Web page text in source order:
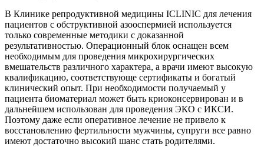
В Клинике репродуктивной медицины ICLINIC для лечения
пациентов с обструктивной азооспермией используется
только современные методики с доказанной
результативностью. Операционный блок оснащен всем
необходимым для проведения микрохирургических
вмешательств различного характера, а врачи имеют высокую
квалификацию, соответствующе сертификаты и богатый
клинический опыт. При необходимости получаемый у
пациента биоматериал может быть криоконсервирован и в
дальнейшем использован для проведения ЭКО с ИКСИ.
Поэтому даже если оперативное лечение не привело к
восстановлению фертильности мужчины, супруги все равно
имеют достаточно высокий шанс стать родителями.